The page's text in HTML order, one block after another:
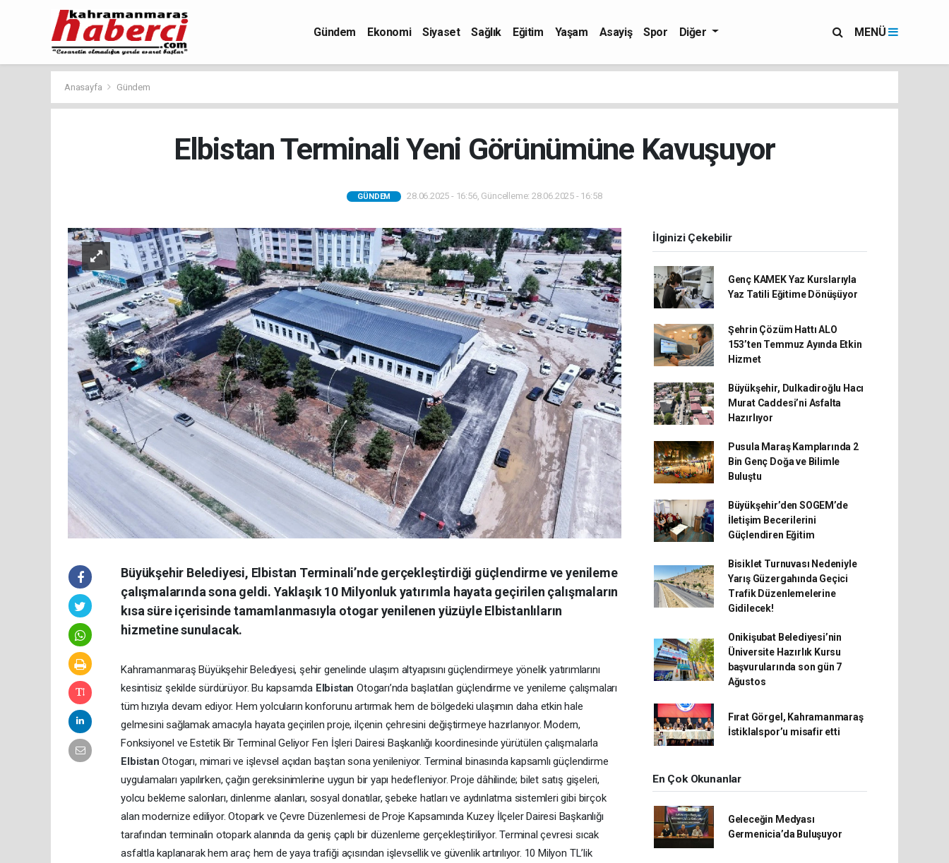
Gündem Ekonomi Siyaset Sağlık Eğitim Yaşam Asayiş Spor Diğer MENÜ
Anasayfa Gündem
Elbistan Terminali Yeni Görünümüne Kavuşuyor
GÜNDEM 28.06.2025 - 16:56, Güncelleme: 28.06.2025 - 16:58
Büyükşehir Belediyesi, Elbistan Terminali’nde gerçekleştirdiği güçlendirme ve yenileme
çalışmalarında sona geldi. Yaklaşık 10 Milyonluk yatırımla hayata geçirilen çalışmaların
kısa süre içerisinde tamamlanmasıyla otogar yenilenen yüzüyle Elbistanlıların
hizmetine sunulacak.
Kahramanmaraş Büyükşehir Belediyesi, şehir genelinde ulaşım altyapısını güçlendirmeye yönelik yatırımlarını
kesintisiz şekilde sürdürüyor. Bu kapsamda ElbistanOtogarı’nda başlatılan güçlendirme ve yenileme çalışmaları
tüm hızıyla devam ediyor. Hem yolcuların konforunu artırmak hem de bölgedeki ulaşımın daha etkin hale
gelmesini sağlamak amacıyla hayata geçirilen proje, ilçenin çehresini değiştirmeye hazırlanıyor. Modern,
Fonksiyonel ve Estetik Bir Terminal Geliyor Fen İşleri Dairesi Başkanlığı koordinesinde yürütülen çalışmalarla
ElbistanOtogarı, mimari ve işlevsel açıdan baştan sona yenileniyor. Terminal binasında kapsamlı güçlendirme
uygulamaları yapılırken, çağın gereksinimlerine uygun bir yapı hedefleniyor. Proje dâhilinde; bilet satış gişeleri,
yolcu bekleme salonları, dinlenme alanları, sosyal donatılar, şebeke hatları ve aydınlatma sistemleri gibi birçok
alan modernize ediliyor. Otopark ve Çevre Düzenlemesi de Proje Kapsamında Kuzey İlçeler Dairesi Başkanlığı
tarafından terminalin otopark alanında da geniş çaplı bir düzenleme gerçekleştiriliyor. Terminal çevresi sıcak
asfaltla kaplanarak hem araç hem de yaya trafiği açısından işlevsellik ve güvenlik artırılıyor. 10 Milyon TL’lik
İlginizi Çekebilir
Genç KAMEK Yaz Kurslarıyla
Yaz Tatili Eğitime Dönüşüyor
Şehrin Çözüm Hattı ALO
153’ten Temmuz Ayında Etkin
Hizmet
Büyükşehir, Dulkadiroğlu Hacı
Murat Caddesi’ni Asfalta
Hazırlıyor
Pusula Maraş Kamplarında 2
Bin Genç Doğa ve Bilimle
Buluştu
Büyükşehir’den SOGEM’de
İletişim Becerilerini
Güçlendiren Eğitim
Bisiklet Turnuvası Nedeniyle
Yarış Güzergahında Geçici
Trafik Düzenlemelerine
Gidilecek!
Onikişubat Belediyesi’nin
Üniversite Hazırlık Kursu
başvurularında son gün 7
Ağustos
Fırat Görgel, Kahramanmaraş
İstiklalspor’u misafir etti
En Çok Okunanlar
Geleceğin Medyası
Germenicia’da Buluşuyor